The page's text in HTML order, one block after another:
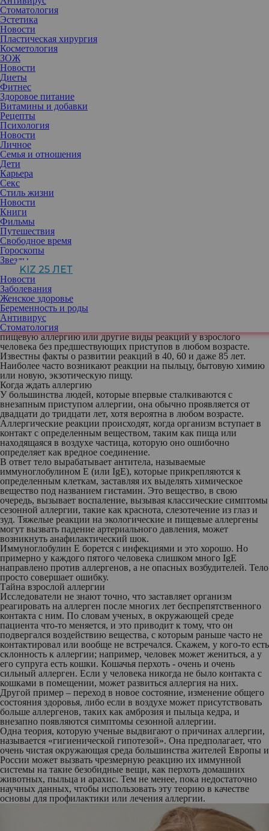
Стоматология
Эстетика
Новости
Пластическая хирургия
Косметология
ЗОЖ
Новости
Диеты
Фитнес
Здоровое питание
Витамины и добавки
Рецепты
Психология
Новости
Личное
Семья и отношения
Дети
Карьера
Секс
Стиль жизни
Новости
Книги
Фильмы
Путешествия
Свободное время
Гороскопы
Звезды
KIZ 25 ЛЕТ
Новости
Заболевания
Женское здоровье
Беременность и роды
Антивирус
Стоматология
Аллергия может возникнуть внезапно, причем, не только в
детском возрасте, но и у взрослых любого возраста. Сыпь на
коже, чихание или зуд глаз, тошнота, понос – важно знать, как
быстро справиться с внезапным приступом.
Эксперты не уверены, почему некоторые люди восприимчивы к
ней, а другие нет. Если у человека никогда раньше не было
проблем с пыльцой, он можете не сразу осознать, что внезапные
приступы чихания и слезотечения могут быть вызваны
симптомами аллергии. Но можно приобрести сезонную,
пищевую аллергию или другие виды реакций у взрослого
человека без предшествующих приступов в любом возрасте.
Известны факты о развитии реакций в 40, 60 и даже 85 лет.
Наиболее часто возникают реакции на пыльцу, бытовую химию
или новую, экзотическую пищу.
Когда ждать аллергию
У большинства людей, которые впервые сталкиваются с
внезапным приступом аллергии, она обычно проявляется от
двадцати до тридцати лет, хотя вероятна в любом возрасте.
Аллергические реакции происходят, когда организм вступает в
контакт с определенным веществом, таким как пища или
находящаяся в воздухе частица, которую оно ошибочно
определяет как вредное соединение.
В ответ тело вырабатывает антитела, называемые
иммуноглобулином Е (или IgE), которые прикрепляются к
определенным клеткам, заставляя их выделять химическое
вещество под названием гистамин. Это вещество, в свою
очередь, вызывает воспаление, вызывая классические симптомы
сезонной аллергии, такие как краснота, слезотечение из глаз и
зуд. Тяжелые реакции на экологические и пищевые аллергены
могут вызвать падение артериального давления, может
возникнуть анафилактический шок.
Иммуноглобулин Е борется с инфекциями и это хорошо. Но
примерно у каждого пятого человека слишком много IgE
направлено против аллергенов, а не опасных возбудителей. Тело
просто совершает ошибку.
Тайна взрослой аллергии
Исследователи не знают точно, что заставляет организм
реагировать на аллерген после многих лет беспрепятственного
контакта с ним. По словам ученых, в окружающей среде
пациента что-то меняется, и это приводит к тому, что он
подвергался воздействию вещества, с которым раньше часто не
контактировал или вообще не встречался. Скажем, у кого-то есть
склонность к аллергии; например, человек может жениться, а у
его супруга есть кошки. Кошачья перхоть - очень и очень
сильный аллерген. Если у человека никогда не было контакта с
кошками в помещении, может развиться аллергия на них.
Другой пример – переход в новое состояние, изменение общего
состояния здоровья, либо если в воздухе может присутствовать
больше аллергенов, таких как амброзия и пыльца кедра, и
внезапно появляются симптомы сезонной аллергии.
Одна теория, которую ученые выдвигают о причинах аллергии,
называется «гигиенической гипотезой». Она предполагает, что
очень чистая окружающая среда большинства жителей Европы и
России может вызвать чрезмерную реакцию их иммунной
системы на такие безобидные вещи, как перхоть домашних
животных, пыльца и арахис. Тем не менее, пока недостаточно
научных данных, чтобы использовать эту теорию в качестве
основы для профилактики или лечения аллергии.